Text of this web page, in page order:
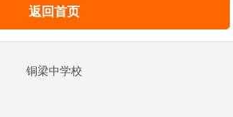
返回首页
铜梁中学校